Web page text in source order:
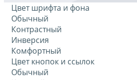
Цвет шрифта и фона
Обычный
Контрастный
Инверсия
Комфортный
Цвет кнопок и ссылок
Обычный